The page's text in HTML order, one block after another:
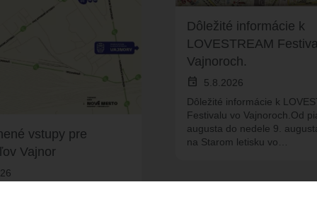
vstupy pre
Vajnor
Dôležité informácie k
LOVESTREAM
Vajnoroch.
event
5.8.2026
Dôležité informácie k
Festivalu vo Vajnoroch.Od
augusta do nedele 9.
na Starom letisku vo…